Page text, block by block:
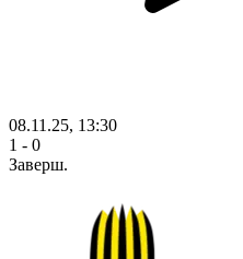
08.11.25, 13:30
1 - 0
Заверш.